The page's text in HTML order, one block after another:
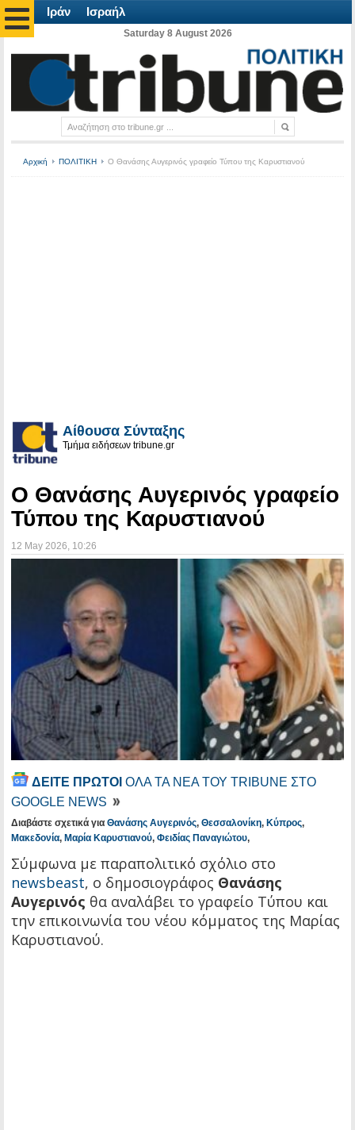
Ιράν Ισραήλ
Saturday 8 August 2026
Αρχική ΠΟΛΙΤΙΚΗ Ο Θανάσης Αυγερινός γραφείο Τύπου της Καρυστιανού
Αίθουσα Σύνταξης
Τμήμα ειδήσεων tribune.gr
Ο Θανάσης Αυγερινός γραφείο
Τύπου της Καρυστιανού
12 May 2026 , 10:26
ΔΕΙΤΕ ΠΡΩΤΟΙ ΟΛΑ ΤΑ ΝΕΑ ΤΟΥ TRIBUNE ΣΤΟ
GOOGLE NEWS
Διαβάστε σχετικά για Θανάσης Αυγερινός, Θεσσαλονίκη, Κύπρος,
Μακεδονία, Μαρία Καρυστιανού, Φειδίας Παναγιώτου,
Σύμφωνα με παραπολιτικό σχόλιο στο
newsbeast, ο δημοσιογράφος Θανάσης
Αυγερινός θα αναλάβει το γραφείο Τύπου και
την επικοινωνία του νέου κόμματος της Μαρίας
Καρυστιανού.